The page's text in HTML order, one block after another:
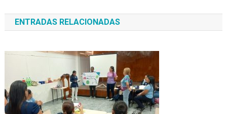
de
entradas
ENTRADAS RELACIONADAS